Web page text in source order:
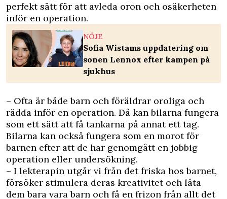
perfekt sätt för att avleda oron och osäkerheten
inför en operation.
NÖJE
Sofia Wistams uppdatering om
sonen Lennox efter kampen på
sjukhus
– Ofta är både barn och föräldrar oroliga och
rädda inför en operation. Då kan bilarna fungera
som ett sätt att få tankarna på annat ett tag.
Bilarna kan också fungera som en morot för
barnen efter att de har genomgått en jobbig
operation eller undersökning.
– I lekterapin utgår vi från det friska hos barnet,
försöker stimulera deras kreativitet och låta
dem bara vara barn och få en frizon från allt det